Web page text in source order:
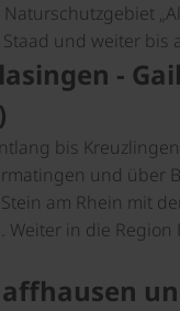
und weiter bis
-
bis
und über
am Rhein mit
Weiter in die Region